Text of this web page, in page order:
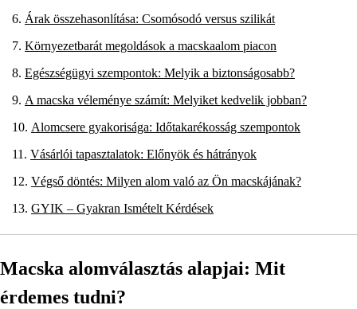
Árak összehasonlítása: Csomósodó versus szilikát
Környezetbarát megoldások a macskaalom piacon
Egészségügyi szempontok: Melyik a biztonságosabb?
A macska véleménye számít: Melyiket kedvelik jobban?
Alomcsere gyakorisága: Időtakarékosság szempontok
Vásárlói tapasztalatok: Előnyök és hátrányok
Végső döntés: Milyen alom való az Ön macskájának?
GYIK – Gyakran Ismételt Kérdések
Macska alomválasztás alapjai: Mit
érdemes tudni?